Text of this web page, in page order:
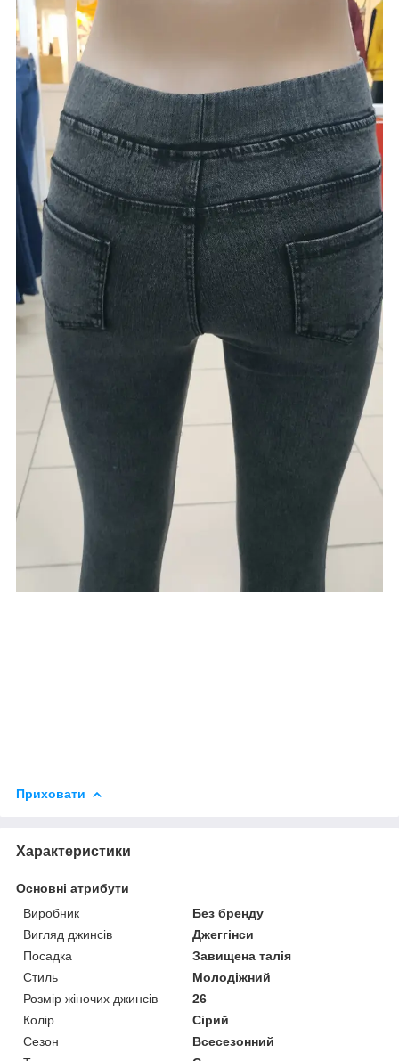
Приховати
Характеристики
Основні атрибути
Виробник
Без бренду
Вигляд джинсів
Джеггінси
Посадка
Завищена талія
Стиль
Молодіжний
Розмір жіночих джинсів
26
Колір
Сірий
Сезон
Всесезонний